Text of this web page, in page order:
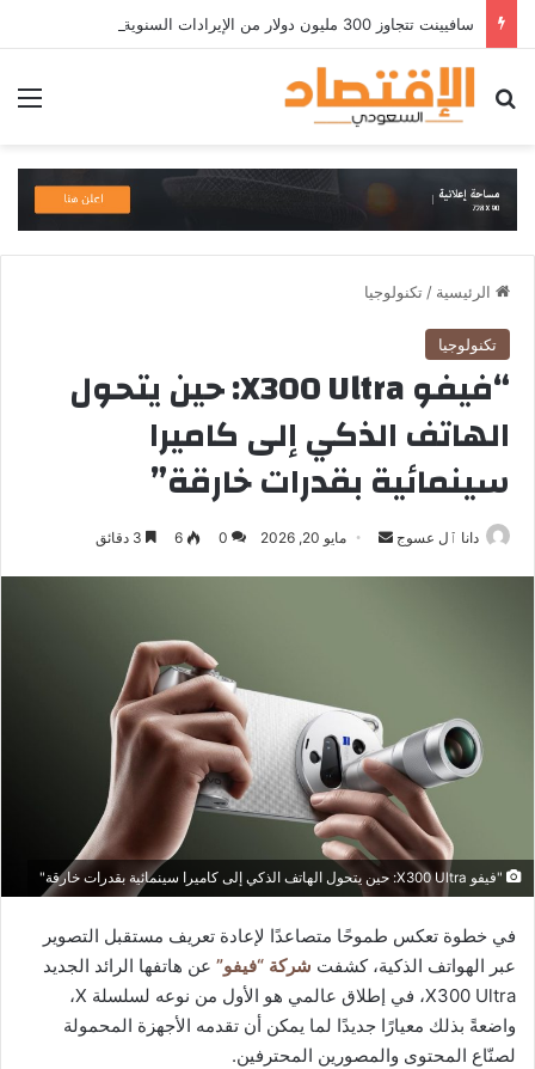
بحث عن
الرئيسية / تكنولوجيا
تكنولوجيا
“فيفو X300 Ultra: حين يتحول
الهاتف الذكي إلى كاميرا
سينمائية بقدرات خارقة”
دانا ٱل عسوج
أرسل مايو 20, 2026 0
6
"فيفو X300 Ultra: حين يتحول الهاتف الذكي إلى كاميرا سينمائية بقدرات خارقة"
في خطوة تعكس طموحًا متصاعدًا لإعادة تعريف مستقبل التصوير
عبر الهواتف الذكية، كشفت شركة “فيفو” عن هاتفها الرائد الجديد
X300 Ultra، في إطلاق عالمي هو الأول من نوعه لسلسلة X،
واضعةً بذلك معيارًا جديدًا لما يمكن أن تقدمه الأجهزة المحمولة
لصنّاع المحتوى والمصورين المحترفين.